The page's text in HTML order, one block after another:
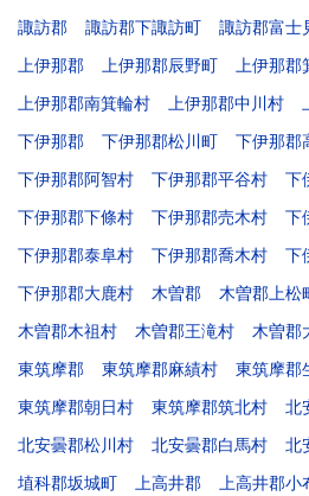
諏訪郡
諏訪郡下諏訪町 諏訪郡富士
上伊那郡
上伊那郡辰野町 上伊那郡
上伊那郡南箕輪村
上伊那郡中川村
下伊那郡
下伊那郡松川町 下伊那郡
下伊那郡阿智村
下伊那郡平谷村
下
下伊那郡下條村
下伊那郡売木村
下
下伊那郡泰阜村
下伊那郡喬木村
下
下伊那郡大鹿村
木曽郡 木曽郡上松
木曽郡木祖村
木曽郡王滝村 木曽郡
東筑摩郡
東筑摩郡麻績村 東筑摩郡
東筑摩郡朝日村
東筑摩郡筑北村 北
北安曇郡松川村
北安曇郡白馬村 北
埴科郡坂城町
上高井郡 上高井郡小